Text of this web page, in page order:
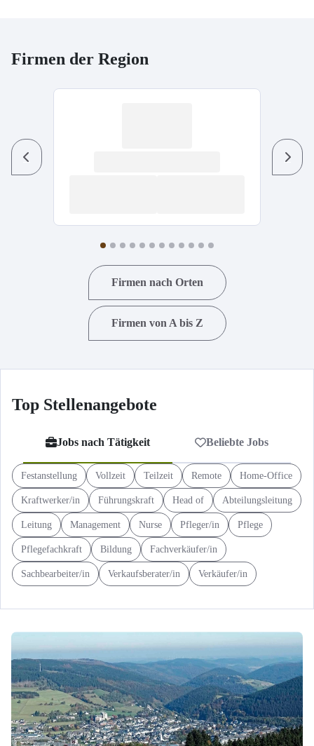
Firmen der Region
Previous Next
Firmen nach Orten
Firmen von A bis Z
Top Stellenangebote
Jobs nach Tätigkeit Beliebte Jobs
Festanstellung Vollzeit Teilzeit Remote Home-Office
Kraftwerker/in Führungskraft Head of Abteilungsleitung
Leitung Management Nurse Pfleger/in Pflege
Pflegefachkraft Bildung Fachverkäufer/in
Sachbearbeiter/in Verkaufsberater/in Verkäufer/in